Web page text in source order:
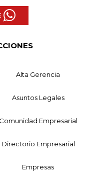
Alta Gerencia
Asuntos Legales
Comunidad Empresarial
Directorio Empresarial
Empresas